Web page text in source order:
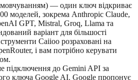
— один ключ відкриває
моделей, зокрема Anthropic Claude,
GPT, Mistral, Groq, Llama та
варіант для більшості
Caiioo розраховані на
і вам потрібно керувати
підключення до Gemini API за
ключа Google AI. Google пропонує